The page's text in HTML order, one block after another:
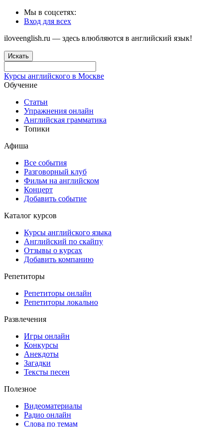
Мы в соцсетях:
Вход для всех
iloveenglish.ru — здесь влюбляются в английский язык!
Искать
Курсы английского в Москве
Обучение
Статьи
Упражнения онлайн
Английская грамматика
Топики
Афиша
Все события
Разговорный клуб
Фильм на английском
Концерт
Добавить событие
Каталог курсов
Курсы английского языка
Английский по скайпу
Отзывы о курсах
Добавить компанию
Репетиторы
Репетиторы онлайн
Репетиторы локально
Развлечения
Игры онлайн
Конкурсы
Анекдоты
Загадки
Тексты песен
Полезное
Видеоматериалы
Радио онлайн
Слова по темам